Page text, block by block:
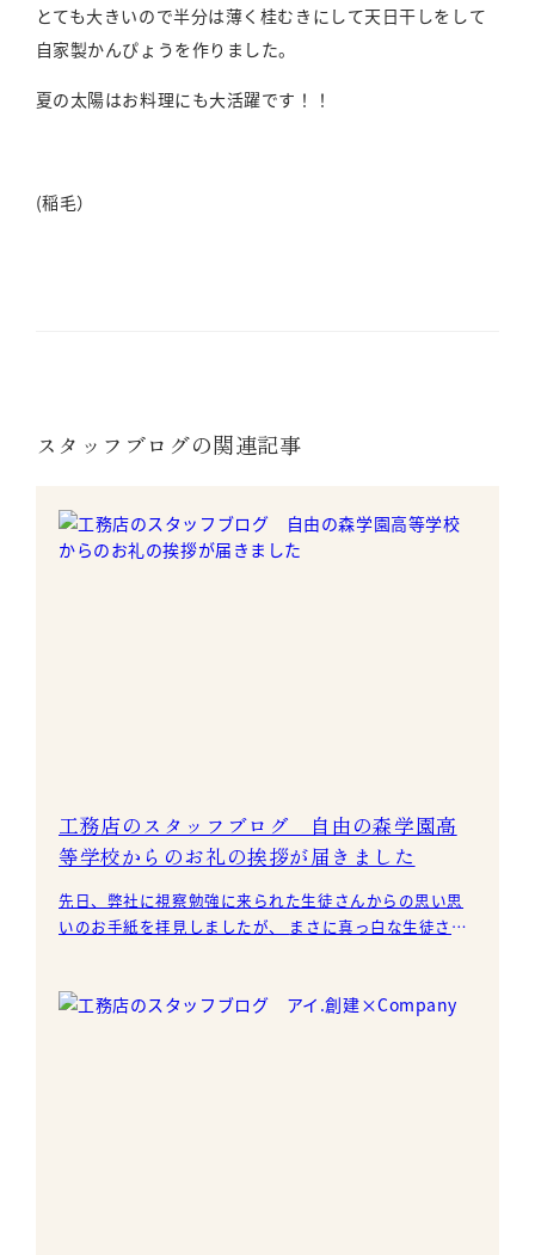
とても大きいので半分は薄く桂むきにして天日干しをして
自家製かんぴょうを作りました。
夏の太陽はお料理にも大活躍です！！
(稲毛）
スタッフブログの関連記事
工務店のスタッフブログ 自由の森学園高
等学校からのお礼の挨拶が届きました
先日、弊社に視察勉強に来られた生徒さんからの思い思
いのお手紙を拝見しましたが、 まさに真っ白な生徒さん